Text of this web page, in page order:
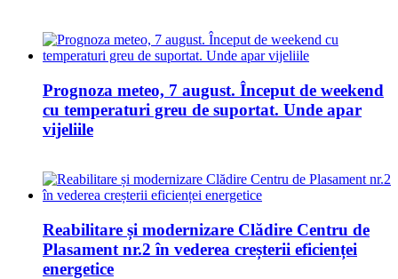
Prognoza meteo, 7 august. Început de weekend
cu temperaturi greu de suportat. Unde apar
vijeliile
Reabilitare și modernizare Clădire Centru de
Plasament nr.2 în vederea creșterii eficienței
energetice